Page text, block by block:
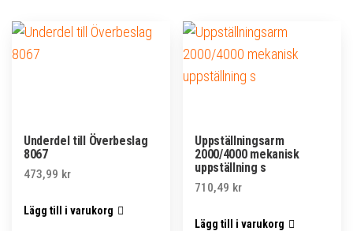
Underdel till Överbeslag
8067
473,99 kr
Lägg till i varukorg
Uppställningsarm
2000/4000 mekanisk
uppställning s
710,49 kr
Lägg till i varukorg